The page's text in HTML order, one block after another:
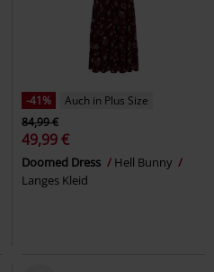
-41%
Auch in Plus Size
84,99 €
49,99 €
Doomed Dress
Hell Bunny
Langes Kleid